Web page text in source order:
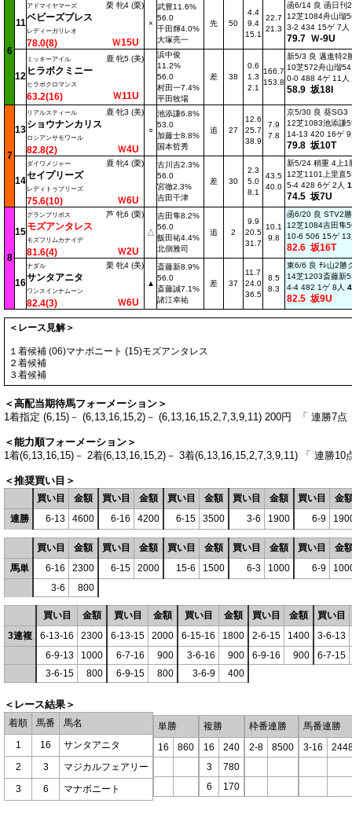
6
11
アドマイヤマーズ 栗 牝4 (栗)
ベビーズブレス
レディーガリレオ
78.0(8) Ｗ15U
×
武豊11.6%
56.0
千田輝4.0%
大塚亮一
先 50
4.4
9.4
15.1
22.7
21.3
函6/14 良 函日刊
12芝1084舟山瑠
3-2 434 15ゲ 7人
79.7 Ｗ-9U
12
ミッキーアイル 鹿 牝5 (美)
ヒラボクミニー
ヒラボクロマンス
63.2(16) Ｗ11U
浜中俊
11.2%
56.0
村田一7.4%
平田牧場
差 38
0.6
1.3
2.1
166.7
153.8
新5/3 良 邁進特2
10芝572舟山瑠
0-0 488 4ゲ 11人
58.9 坂18I
7
13
リアルスティール 鹿 牝3 (美)
ショウナンカリス
ロシアンサモワール
82.8(2) Ｗ4U
○
池添謙6.8%
53.0
加藤士8.8%
国本哲秀
追 27
12.6
25.7
38.9
7.9
7.8
京5/30 良 葵SG3
12芝1083池添謙
14-13 420 16ゲ
79.8 坂10T
14
ダイワメジャー 鹿 牝4 (栗)
セイプリーズ
レディトゥプリーズ
75.6(10) Ｗ6U
古川吉2.3%
56.0
宮徹2.3%
吉田千津
差 30
2.3
5.0
8.1
43.5
40.0
新5/24 稍重 4上1
12芝1101上里直
5-4 428 6ゲ 2人 1
74.5 坂7U
8
15
グランプリボス 芦 牝6 (栗)
モズアンタレス
モズフリムカナイデ
81.6(4) Ｗ2U
△
吉田隼8.2%
56.0
飯田祐4.4%
北側雅司
追 2
9.9
20.5
31.7
10.1
9.8
函6/20 良 STV2
12芝1084吉田隼
10-6 506 15ゲ
82.6 坂16T
16
ナダル 栗 牝4 (美)
サンタアニタ
ワンスインナムーン
82.4(3) Ｗ6U
▲
斎藤新8.9%
56.0
斎藤誠7.1%
諸江幸祐
差 37
11.7
24.0
36.5
8.5
8.3
東6/6 良 ﾃﾚ山2勝
14芝1203斎藤新
4-4 482 1ゲ 8人 4
82.5 坂9U
＜レース見解＞
１着候補 (06)マナボニート (15)モズアンタレス
２着候補
３着候補
＜高配当期待馬フォーメーション＞
1着指定 (6,15)－ (6,13,16,15,2)－ (6,13,16,15,2,7,3,9,11) 200円 「 連勝7
＜能力順フォーメーション＞
1着(6,13,16,15)－ 2着(6,13,16,15,2)－ 3着(6,13,16,15,2,7,3,9,11) 「 連勝
＜推奨買い目＞
買い目 金額 買い目 金額 買い目 金額 買い目 金額 買い目
金
連勝
6-13 4600 6-16 4200 6-15 3500 3-6 1900 6-9
買い目 金額 買い目 金額 買い目 金額 買い目 金額 買い目
金
馬単
6-16 2300 6-15 2000 15-6 1500 6-3 1000 6-9
3-6
800
買い目 金額 買い目 金額 買い目 金額 買い目 金額
買い目
3連複
6-13-16 2300 6-13-15 2000 6-15-16 1800 2-6-15 1400
3-6-13
6-9-13
1000 6-7-16 900 3-6-16 900 6-9-16 900
6-7-15
3-6-15
800 6-9-15 800 3-6-9 400
＜レース結果＞
着順 馬番
馬名
1
16
サンタアニタ
2
3
マジカルフェアリー
3
6 マナボニート
単勝
16
860
複勝
16
240
3
780
6
170
枠番連勝
2-8
8500
馬番連勝
3-16